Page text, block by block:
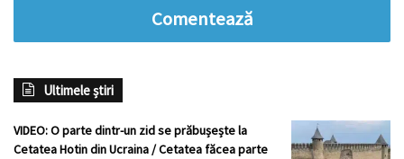
Comentează
Ultimele știri
VIDEO: O parte dintr-un zid se prăbușește la
Cetatea Hotin din Ucraina / Cetatea făcea parte